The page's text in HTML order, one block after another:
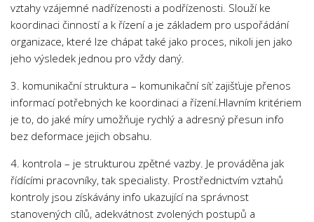
vztahy vzájemné nadřízenosti a podřízenosti. Slouží ke
koordinaci činností a k řízení a je základem pro uspořádání
organizace, které lze chápat také jako proces, nikoli jen jako
jeho výsledek jednou pro vždy daný.
3. komunikační struktura – komunikační síť zajišťuje přenos
informací potřebných ke koordinaci a řízení.Hlavním kritériem
je to, do jaké míry umožňuje rychlý a adresný přesun info
bez deformace jejich obsahu.
4. kontrola – je strukturou zpětné vazby. Je prováděna jak
řídícími pracovníky, tak specialisty. Prostřednictvím vztahů
kontroly jsou získávány info ukazující na správnost
stanovených cílů, adekvátnost zvolených postupů a